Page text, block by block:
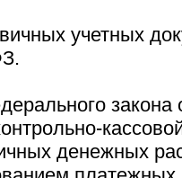
учетных
закона
денежных